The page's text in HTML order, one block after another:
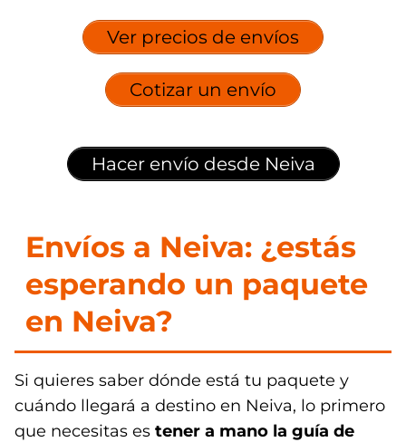
Ver precios de envíos
Cotizar un envío
Hacer envío desde Neiva
Envíos a Neiva: ¿estás
esperando un paquete
en Neiva?
Si quieres saber dónde está tu paquete y
cuándo llegará a destino en Neiva, lo primero
que necesitas es tener a mano la guía de